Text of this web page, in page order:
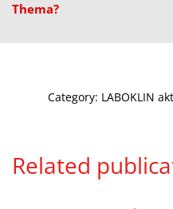
Thema?
Category: LABOKLIN
Related